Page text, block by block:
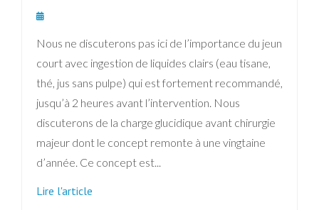
Nous ne discuterons pas ici de l’importance du jeun
court avec ingestion de liquides clairs (eau tisane,
thé, jus sans pulpe) qui est fortement recommandé,
jusqu’à 2 heures avant l’intervention. Nous
discuterons de la charge glucidique avant chirurgie
majeur dont le concept remonte à une vingtaine
d’année. Ce concept est...
Lire l'article